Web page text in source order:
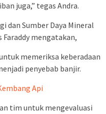
juga,” tegas Andra.
dan Sumber Daya Mineral
Faraddy mengatakan,
memeriksa keberadaan
penyebab banjir.
Api
tim untuk mengevaluasi